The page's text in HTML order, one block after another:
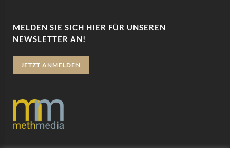
MELDEN SIE SICH HIER FÜR UNSEREN
NEWSLETTER AN!
JETZT ANMELDEN
Datenschutz